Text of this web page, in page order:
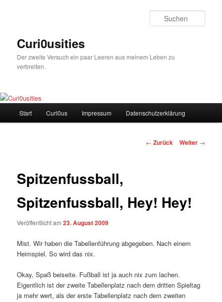
Curi0usities
Der zweite Versuch ein paar Leeren aus meinem Leben zu
verbreiten.
Start Curi0us Impressum Datenschutzerklärung
Beitrags-
← Zurück Weiter →
Spitzenfussball,
Spitzenfussball, Hey! Hey!
Veröffentlicht am23. August 2009
Mist. Wir haben die Tabellenführung abgegeben. Nach einem
Heimspiel. So wird das nix.
Okay, Spaß beiseite. Fußball ist ja auch nix zum lachen.
Eigentlich ist der zweite Tabellenplatz nach dem dritten Spieltag
ja mehr wert, als der erste Tabellenplatz nach dem zweiten